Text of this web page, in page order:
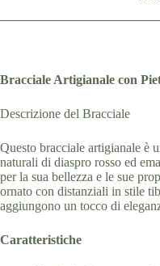
Bracciale Artigianale con
Descrizione del Bracciale
Questo bracciale artigianale è
naturali di diaspro rosso ed
per la sua bellezza e le sue
ornato con distanziali in stile
aggiungono un tocco di
Caratteristiche